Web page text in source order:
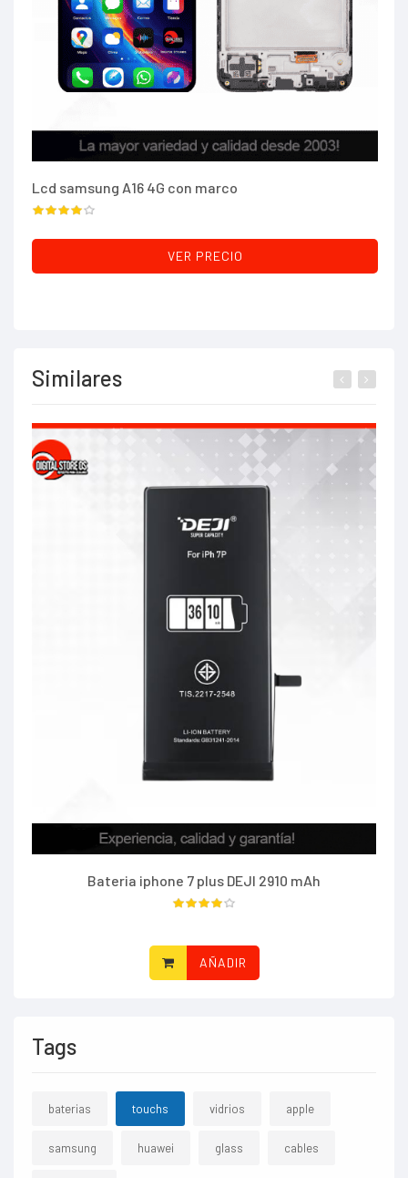
Lcd samsung A16 4G con marco
VER PRECIO
Similares
Bateria iphone 7 plus DEJI 2910 mAh
AÑADIR
Tags
baterias touchs vidrios apple
samsung huawei glass cables